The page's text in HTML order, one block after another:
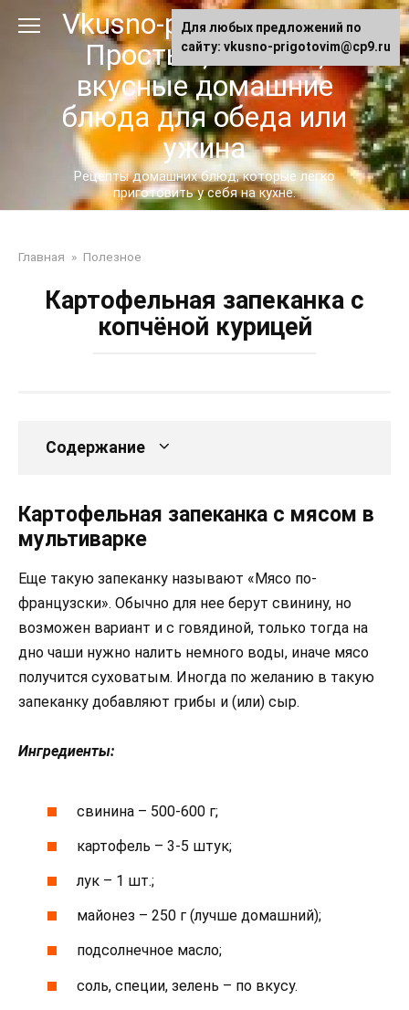
Vkusno-prigotovim.ru -
Простые, сытные,
вкусные домашние
блюда для обеда или
ужина
Рецепты домашних блюд, которые легко
приготовить у себя на кухне.
Главная » Полезное
Картофельная запеканка с
копчёной курицей
Содержание
Картофельная запеканка с мясом в
мультиварке
Еще такую запеканку называют «Мясо по-
французски». Обычно для нее берут свинину, но
возможен вариант и с говядиной, только тогда на
дно чаши нужно налить немного воды, иначе мясо
получится суховатым. Иногда по желанию в такую
запеканку добавляют грибы и (или) сыр.
Ингредиенты:
свинина – 500-600 г;
картофель – 3-5 штук;
лук – 1 шт.;
майонез – 250 г (лучше домашний);
подсолнечное масло;
соль, специи, зелень – по вкусу.
Для любых предложений по
сайту: vkusno-prigotovim@cp9.ru